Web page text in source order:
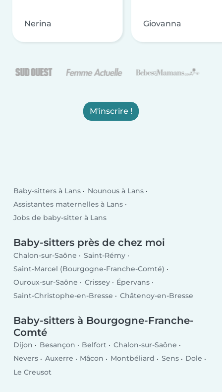
Nerina Giovanna
M'inscrire !
Baby-sitters à Lans
Nounous à Lans
Assistantes maternelles à Lans
Jobs de baby-sitter à Lans
Baby-sitters près de chez moi
Chalon-sur-Saône
Saint-Rémy
Saint-Marcel (Bourgogne-Franche-Comté)
Ouroux-sur-Saône
Crissey
Épervans
Saint-Christophe-en-Bresse
Châtenoy-en-Bresse
Baby-sitters à Bourgogne-Franche-
Comté
Dijon Besançon Belfort
Chalon-sur-Saône
Nevers
Auxerre Mâcon Montbéliard Sens
Dole
Le Creusot